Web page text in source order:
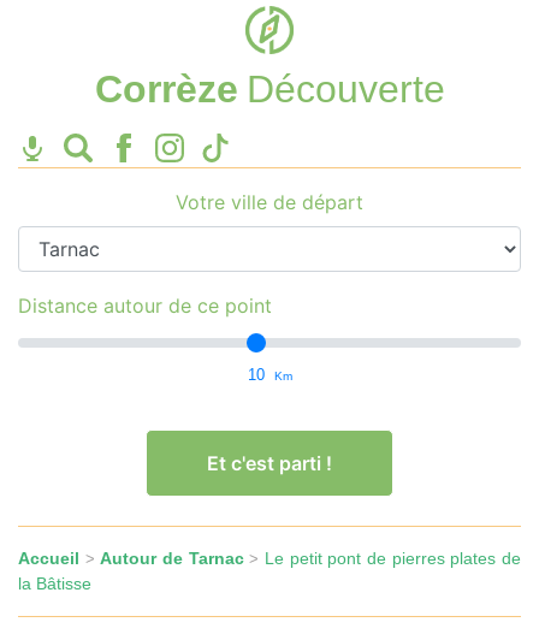
Corrèze Découverte
Votre ville de départ
Distance autour de ce point
10 Km
Et c'est parti !
Accueil >Autour de Tarnac> Le petit pont de pierres plates de
la Bâtisse